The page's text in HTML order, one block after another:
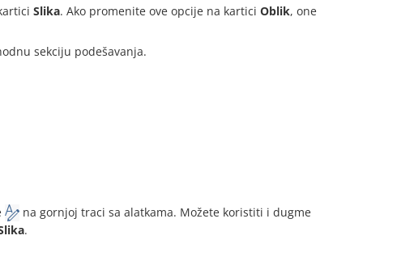
Slika. Ako promenite ove opcije na kartici Oblik, one
sekciju podešavanja.
na gornjoj traci sa alatkama. Možete koristiti i dugme
.